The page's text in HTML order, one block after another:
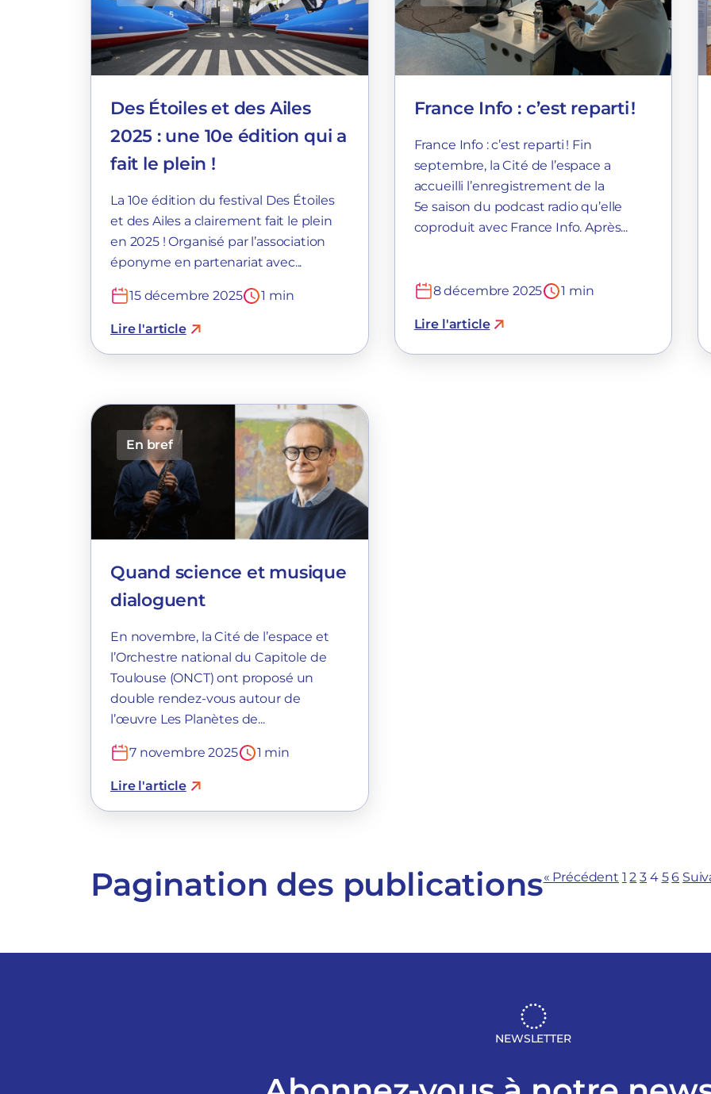
Des Étoiles et des Ailes
2025 : une 10e édition qui a
fait le plein !
La 10e édition du festival Des Étoiles
et des Ailes a clairement fait le plein
en 2025 ! Organisé par l’association
éponyme en partenariat avec...
15 décembre 2025 1 min
Lire l'article
France Info : c’est reparti !
France Info : c’est reparti ! Fin
septembre, la Cité de l’espace a
accueilli l’enregistrement de la
5e saison du podcast radio qu’elle
coproduit avec France Info. Après...
8 décembre 2025 1 min
Lire l'article
En bref
Quand science et musique
dialoguent
En novembre, la Cité de l’espace et
l’Orchestre national du Capitole de
Toulouse (ONCT) ont proposé un
double rendez-vous autour de
l’œuvre Les Planètes de...
7 novembre 2025 1 min
Lire l'article
Pagination des publications« Précédent 1 2 3 4 5 6
NEWSLETTER